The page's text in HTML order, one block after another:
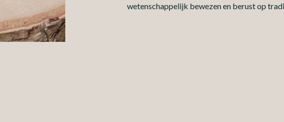
wetenschappelijk bewezen en berust op